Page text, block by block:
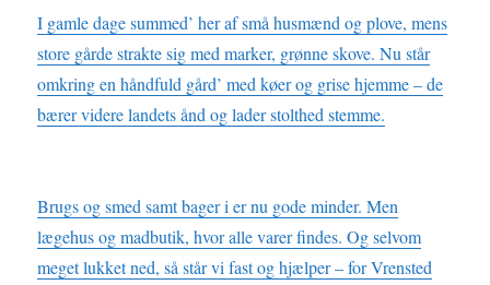
I gamle dage summed’ her af små husmænd og plove, mens
store gårde strakte sig med marker, grønne skove. Nu står
omkring en håndfuld gård’ med køer og grise hjemme – de
bærer videre landets ånd og lader stolthed stemme.
Brugs og smed samt bager i er nu gode minder. Men
lægehus og madbutik, hvor alle varer findes. Og selvom
meget lukket ned, så står vi fast og hjælper – for Vrensted